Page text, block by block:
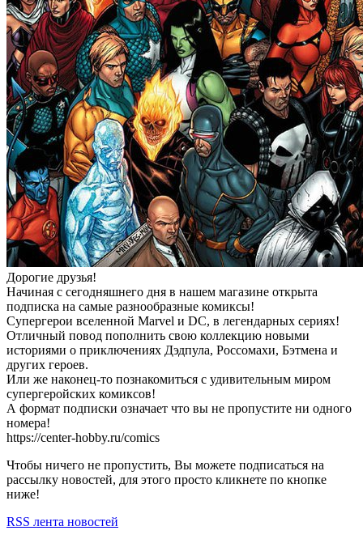
Дорогие друзья!
Начиная с сегодняшнего дня в нашем магазине открыта
подписка на самые разнообразные комиксы!
Супергерои вселенной Marvel и DC, в легендарных сериях!
Отличный повод пополнить свою коллекцию новыми
историями о приключениях Дэдпула, Россомахи, Бэтмена и
других героев.
Или же наконец-то познакомиться с удивительным миром
супергеройских комиксов!
А формат подписки означает что вы не пропустите ни одного
номера!
https://center-hobby.ru/comics
Чтобы ничего не пропустить, Вы можете подписаться на
рассылку новостей, для этого просто кликнете по кнопке
ниже!
RSS лента новостей